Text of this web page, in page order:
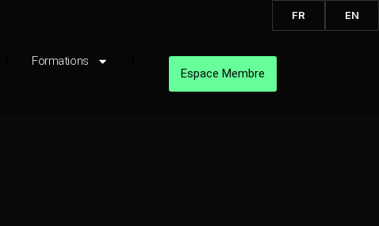
EN
FR
Formations
Espace Membre